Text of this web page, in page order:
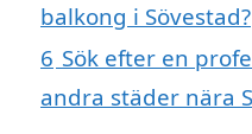
balkong i Sövestad?
6 Sök efter en
andra städer nära